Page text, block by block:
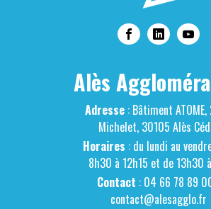
Alès
Adresse : Bâtiment
Michelet, 30105 Alès
Horaires : du lundi au
8h30 à 12h15 et de 13h30
Contact : 04 66 78 89
contact@alesagglo.fr